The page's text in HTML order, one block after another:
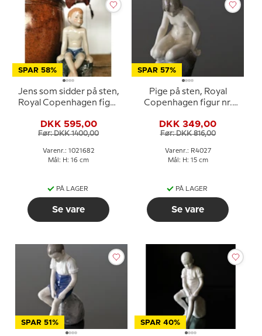
SPAR 58%
Jens som sidder på sten,
Royal Copenhagen figur
DKK 595,00
Før: DKK 1400,00
Varenr.: 1021682
Mål: H: 16 cm
PÅ LAGER
Se vare
SPAR 57%
Pige på sten, Royal
Copenhagen figur nr.
DKK 349,00
Før: DKK 816,00
Varenr.: R4027
Mål: H: 15 cm
PÅ LAGER
Se vare
SPAR 51% SPAR 40%